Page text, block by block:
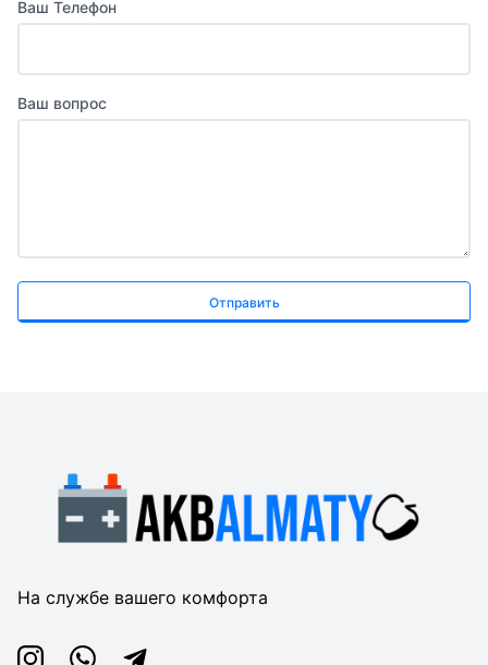
Ваш Телефон
Ваш вопрос
Отправить
На службе вашего комфорта
InstagramWhatsappTelegram